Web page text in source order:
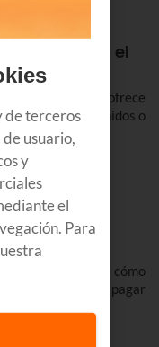
parental en el
televisión que ofrece
contenidos o
de
de Euskaltel: cómo
clientes o cómo pagar
de terceros
usuario,
y
el
Para